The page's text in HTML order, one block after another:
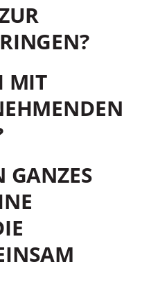
MIT